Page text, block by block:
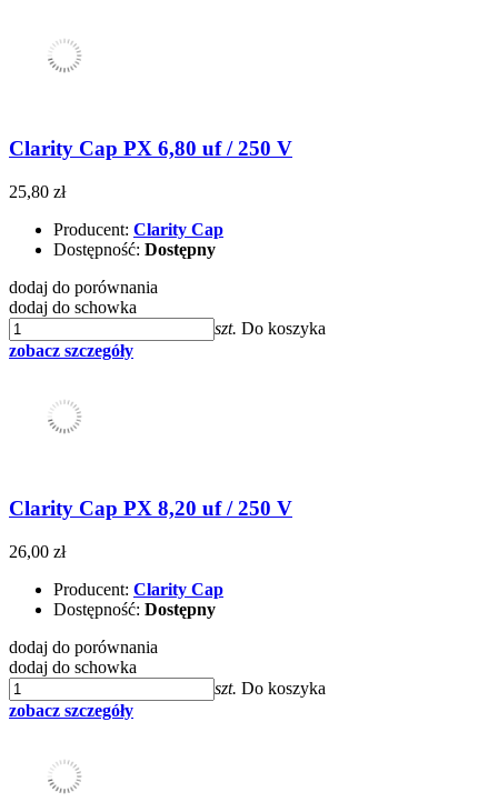
Clarity Cap PX 6,80 uf / 250 V
25,80 zł
Producent: Clarity Cap
Dostępność: Dostępny
dodaj do porównania
dodaj do schowka
szt. Do koszyka
zobacz szczegóły
Clarity Cap PX 8,20 uf / 250 V
26,00 zł
Producent: Clarity Cap
Dostępność: Dostępny
dodaj do porównania
dodaj do schowka
szt. Do koszyka
zobacz szczegóły